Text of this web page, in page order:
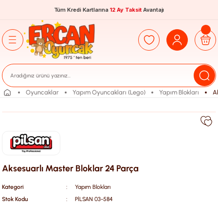
Tüm Kredi Kartlarına 12 Ay Taksit Avantajı
Oyuncaklar Yapım Oyuncakları (Lego) Yapım Blokları
Aksesuarlı Master Bloklar 24 Parça
Kategori
Yapım Blokları
Stok Kodu
PİLSAN 03-584